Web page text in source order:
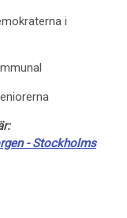
i
- Stockholms